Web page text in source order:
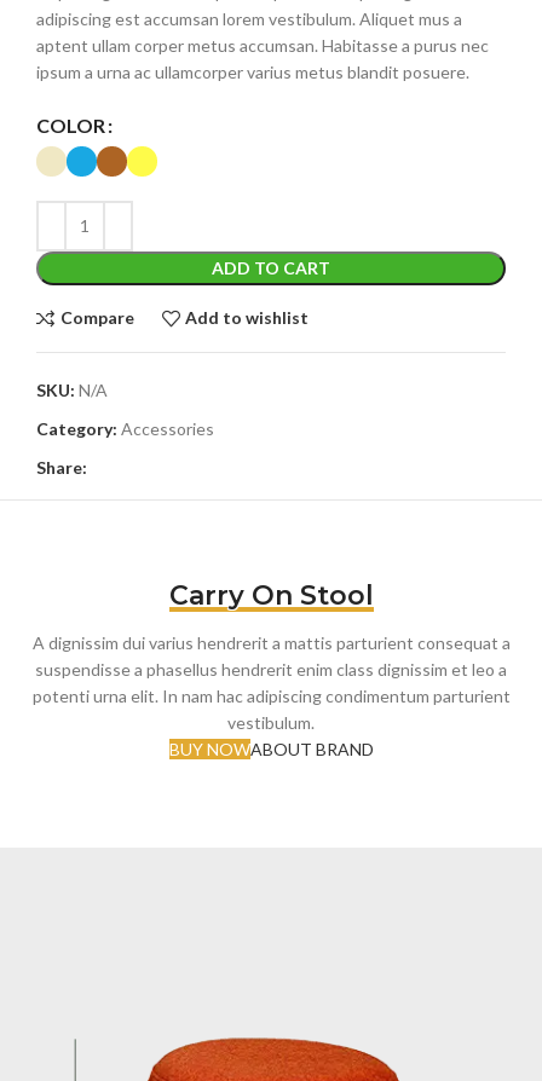
adipiscing est accumsan lorem vestibulum. Aliquet mus a
aptent ullam corper metus accumsan. Habitasse a purus nec
ipsum a urna ac ullamcorper varius metus blandit posuere.
COLOR
ADD TO CART
Compare Add to wishlist
SKU: N/A
Category: Accessories
Share:
Carry On Stool
A dignissim dui varius hendrerit a mattis parturient consequat a
suspendisse a phasellus hendrerit enim class dignissim et leo a
potenti urna elit. In nam hac adipiscing condimentum parturient
vestibulum.
BUY NOWABOUT BRAND